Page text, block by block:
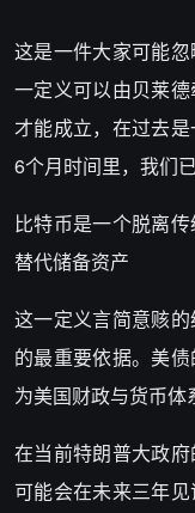
这是一件大家可能
一定义可以由贝莱
才能成立，在过去
6个月时间里，我们
比特币是一个脱离
替代储备资产
这一定义言简意赅
的最重要依据。美
为美国财政与货币体
在当前特朗普大政
可能会在未来三年